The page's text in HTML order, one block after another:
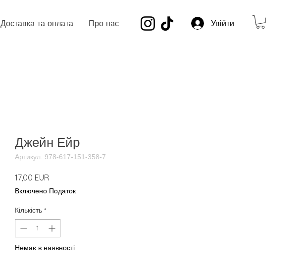
Доставка та оплата Про нас Увійти
Джейн Ейр
Артикул: 978-617-151-358-7
17,00 EUR
Включено Податок
Кількість *
Немає в наявності